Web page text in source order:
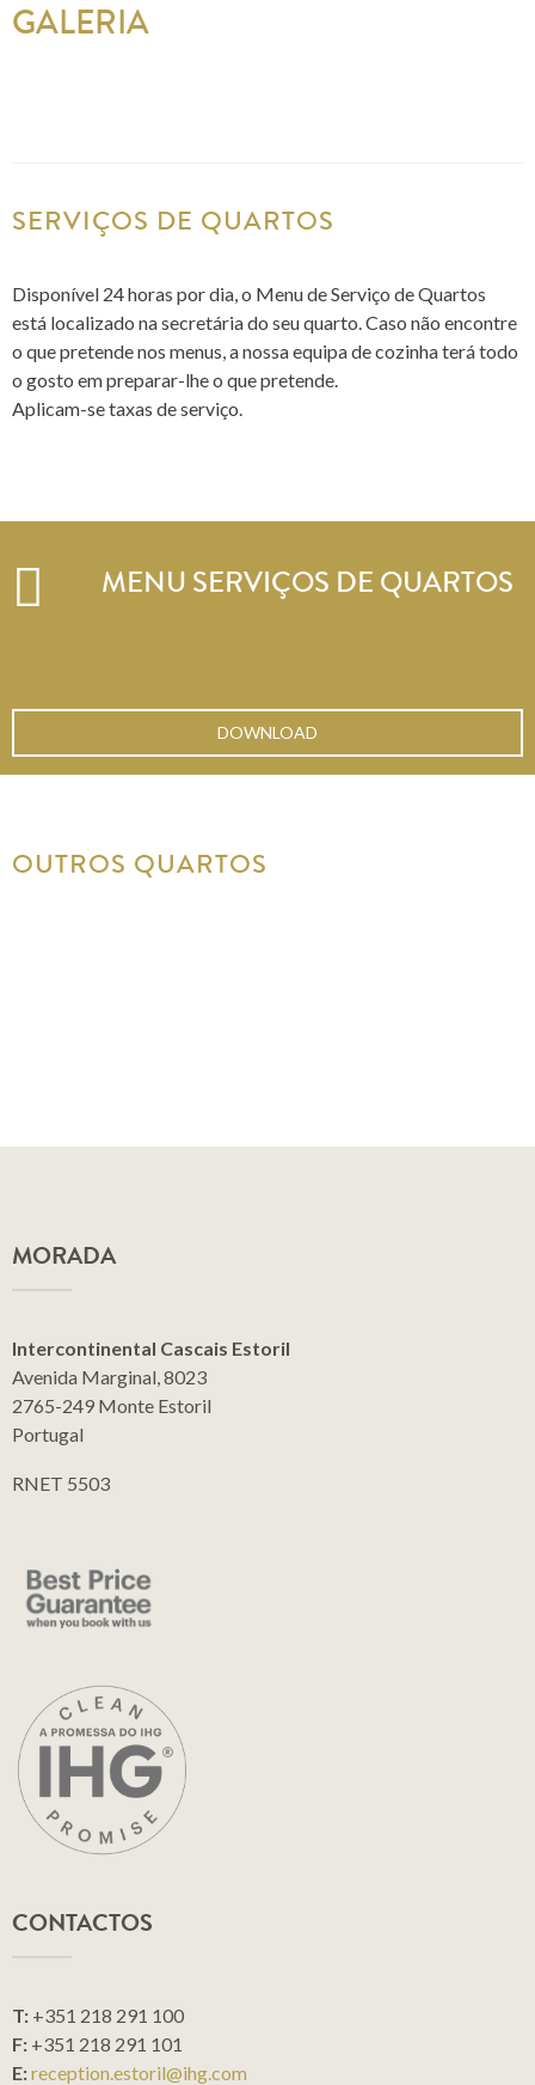
GALERIA
SERVIÇOS DE QUARTOS
Disponível 24 horas por dia, o Menu de Serviço de Quartos
está localizado na secretária do seu quarto. Caso não encontre
o que pretende nos menus, a nossa equipa de cozinha terá todo
o gosto em preparar-lhe o que pretende.
Aplicam-se taxas de serviço.
MENU SERVIÇOS DE QUARTOS
DOWNLOAD
OUTROS QUARTOS
MORADA
Intercontinental Cascais Estoril
Avenida Marginal, 8023
2765-249 Monte Estoril
Portugal
RNET 5503
CONTACTOS
T: +351 218 291 100
F: +351 218 291 101
E:reception.estoril@ihg.com